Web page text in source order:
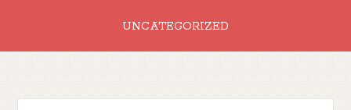
UNCATEGORIZED